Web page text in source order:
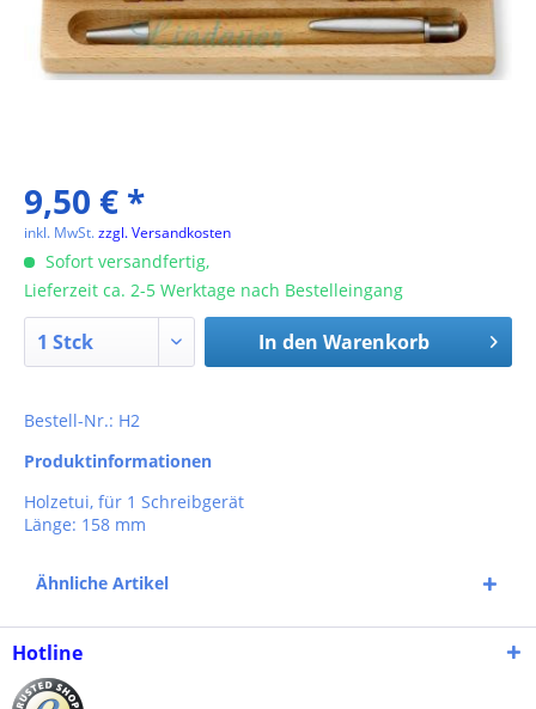
9,50 € *
inkl. MwSt.zzgl. Versandkosten
Sofort versandfertig,
Lieferzeit ca. 2-5 Werktage nach Bestelleingang
In den Warenkorb
Bestell-Nr.: H2
Produktinformationen
Holzetui, für 1 Schreibgerät
Länge: 158 mm
Ähnliche Artikel
Hotline